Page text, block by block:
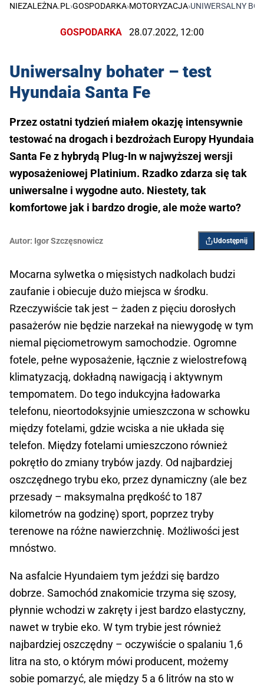
NIEZALEŻNA.PL›GOSPODARKA›MOTORYZACJA›UNIWERSALNY
GOSPODARKA 28.07.2022, 12:00
Uniwersalny bohater – test
Hyundaia Santa Fe
Przez ostatni tydzień miałem okazję intensywnie
testować na drogach i bezdrożach Europy Hyundaia
Santa Fe z hybrydą Plug-In w najwyższej wersji
wyposażeniowej Platinium. Rzadko zdarza się tak
uniwersalne i wygodne auto. Niestety, tak
komfortowe jak i bardzo drogie, ale może warto?
Autor: Igor Szczęsnowicz Udostępnij
Mocarna sylwetka o mięsistych nadkolach budzi
zaufanie i obiecuje dużo miejsca w środku.
Rzeczywiście tak jest – żaden z pięciu dorosłych
pasażerów nie będzie narzekał na niewygodę w tym
niemal pięciometrowym samochodzie. Ogromne
fotele, pełne wyposażenie, łącznie z wielostrefową
klimatyzacją, dokładną nawigacją i aktywnym
tempomatem. Do tego indukcyjna ładowarka
telefonu, nieortodoksyjnie umieszczona w schowku
między fotelami, gdzie wciska a nie układa się
telefon. Między fotelami umieszczono również
pokrętło do zmiany trybów jazdy. Od najbardziej
oszczędnego trybu eko, przez dynamiczny (ale bez
przesady – maksymalna prędkość to 187
kilometrów na godzinę) sport, poprzez tryby
terenowe na różne nawierzchnię. Możliwości jest
mnóstwo.
Na asfalcie Hyundaiem tym jeździ się bardzo
dobrze. Samochód znakomicie trzyma się szosy,
płynnie wchodzi w zakręty i jest bardzo elastyczny,
nawet w trybie eko. W tym trybie jest również
najbardziej oszczędny – oczywiście o spalaniu 1,6
litra na sto, o którym mówi producent, możemy
sobie pomarzyć, ale między 5 a 6 litrów na sto w